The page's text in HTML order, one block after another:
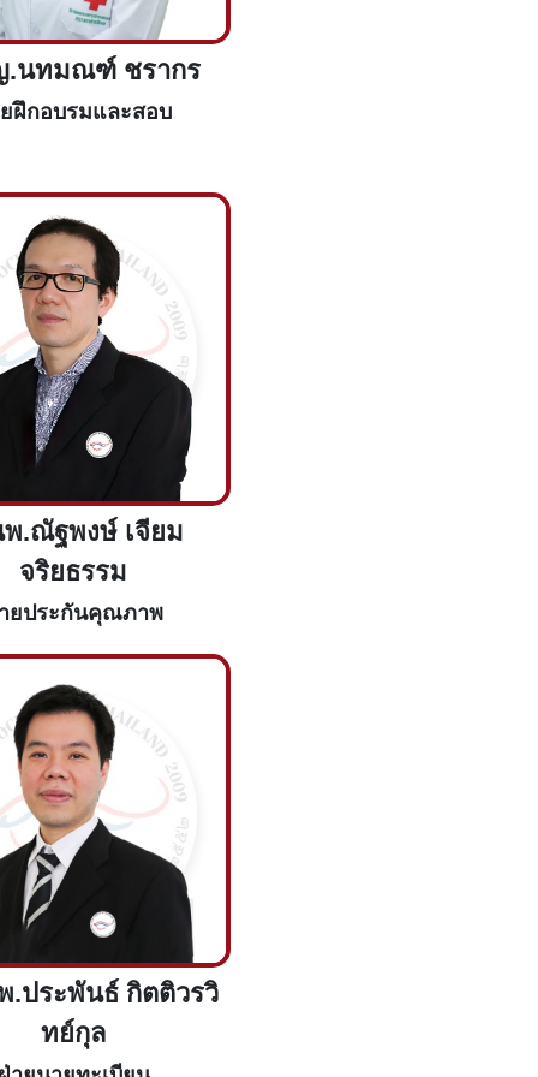
.นทมณฑ์ ชรากร
ฝึกอบรมและสอบ
.ณัฐพงษ์ เจียม
จริยธรรม
ยประกันคุณภาพ
.ประพันธ์ กิตติวรวิ
ทย์กุล